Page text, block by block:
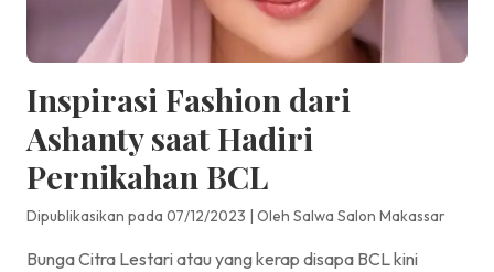
Inspirasi Fashion dari
Ashanty saat Hadiri
Pernikahan BCL
Dipublikasikan pada 07/12/2023 | Oleh Salwa Salon Makassar
Bunga Citra Lestari atau yang kerap disapa BCL kini